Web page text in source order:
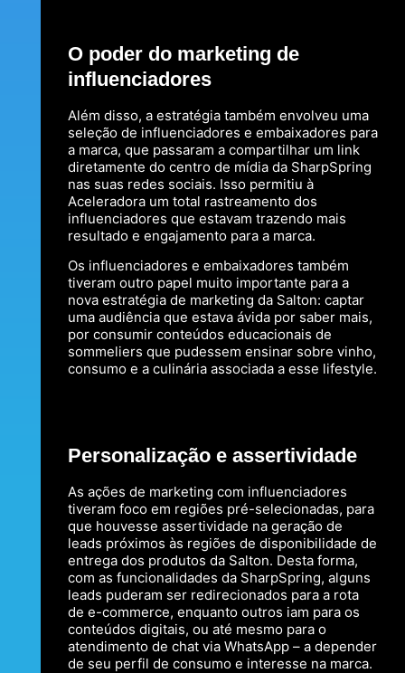
O poder do marketing de
influenciadores
Além disso, a estratégia também envolveu uma
seleção de influenciadores e embaixadores para
a marca, que passaram a compartilhar um link
diretamente do centro de mídia da SharpSpring
nas suas redes sociais. Isso permitiu à
Aceleradora um total rastreamento dos
influenciadores que estavam trazendo mais
resultado e engajamento para a marca.
Os influenciadores e embaixadores também
tiveram outro papel muito importante para a
nova estratégia de marketing da Salton: captar
uma audiência que estava ávida por saber mais,
por consumir conteúdos educacionais de
sommeliers que pudessem ensinar sobre vinho,
consumo e a culinária associada a esse lifestyle.
Personalização e assertividade
As ações de marketing com influenciadores
tiveram foco em regiões pré-selecionadas, para
que houvesse assertividade na geração de
leads próximos às regiões de disponibilidade de
entrega dos produtos da Salton. Desta forma,
com as funcionalidades da SharpSpring, alguns
leads puderam ser redirecionados para a rota
de e-commerce, enquanto outros iam para os
conteúdos digitais, ou até mesmo para o
atendimento de chat via WhatsApp – a depender
de seu perfil de consumo e interesse na marca.